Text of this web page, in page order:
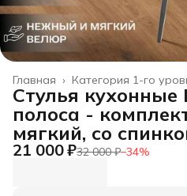
Категория 1-го
Главная ›
Стулья кухонные
полоса -
мягкий, со
21 000 ₽32 000 ₽−34%